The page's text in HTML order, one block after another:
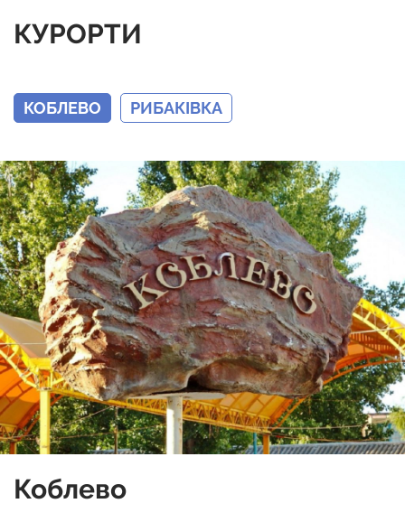
КУРОРТИ
КОБЛЕВО РИБАКІВКА
Коблево